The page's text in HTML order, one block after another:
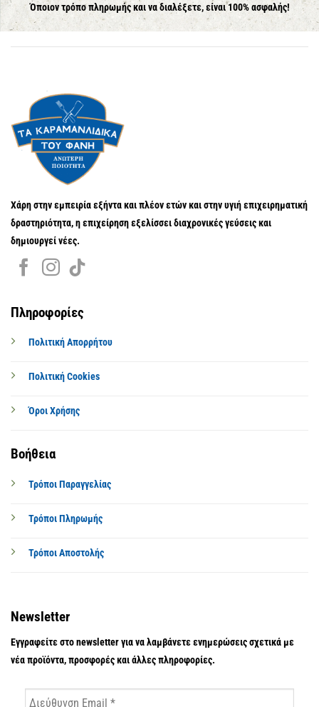
Όποιον τρόπο πληρωμής και να διαλέξετε, είναι 100% ασφαλής!
Χάρη στην εμπειρία εξήντα και πλέον ετών και στην υγιή επιχειρηματική
δραστηριότητα, η επιχείρηση εξελίσσει διαχρονικές γεύσεις και
δημιουργεί νέες.
Πληροφορίες
Πολιτική Απορρήτου
Πολιτική Cookies
Όροι Χρήσης
Βοήθεια
Τρόποι Παραγγελίας
Τρόποι Πληρωμής
Τρόποι Αποστολής
Newsletter
Εγγραφείτε στο newsletter για να λαμβάνετε ενημερώσεις σχετικά με
νέα προϊόντα, προσφορές και άλλες πληροφορίες.